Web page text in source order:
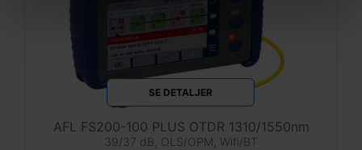
SE DETALJER
AFL FS200-100 PLUS OTDR 1310/1550nm
39/37 dB, OLS/OPM, Wifi/BT